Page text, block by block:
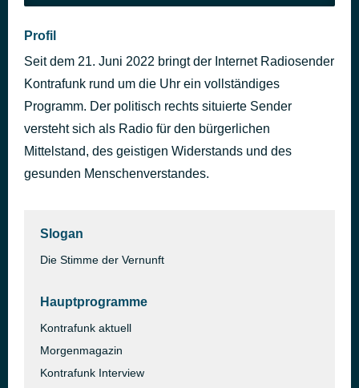
Profil
Seit dem 21. Juni 2022 bringt der Internet Radiosender
Kontrafunk rund um die Uhr ein vollständiges
Programm. Der politisch rechts situierte Sender
versteht sich als Radio für den bürgerlichen
Mittelstand, des geistigen Widerstands und des
gesunden Menschenverstandes.
Slogan
Die Stimme der Vernunft
Hauptprogramme
Kontrafunk aktuell
Morgenmagazin
Kontrafunk Interview